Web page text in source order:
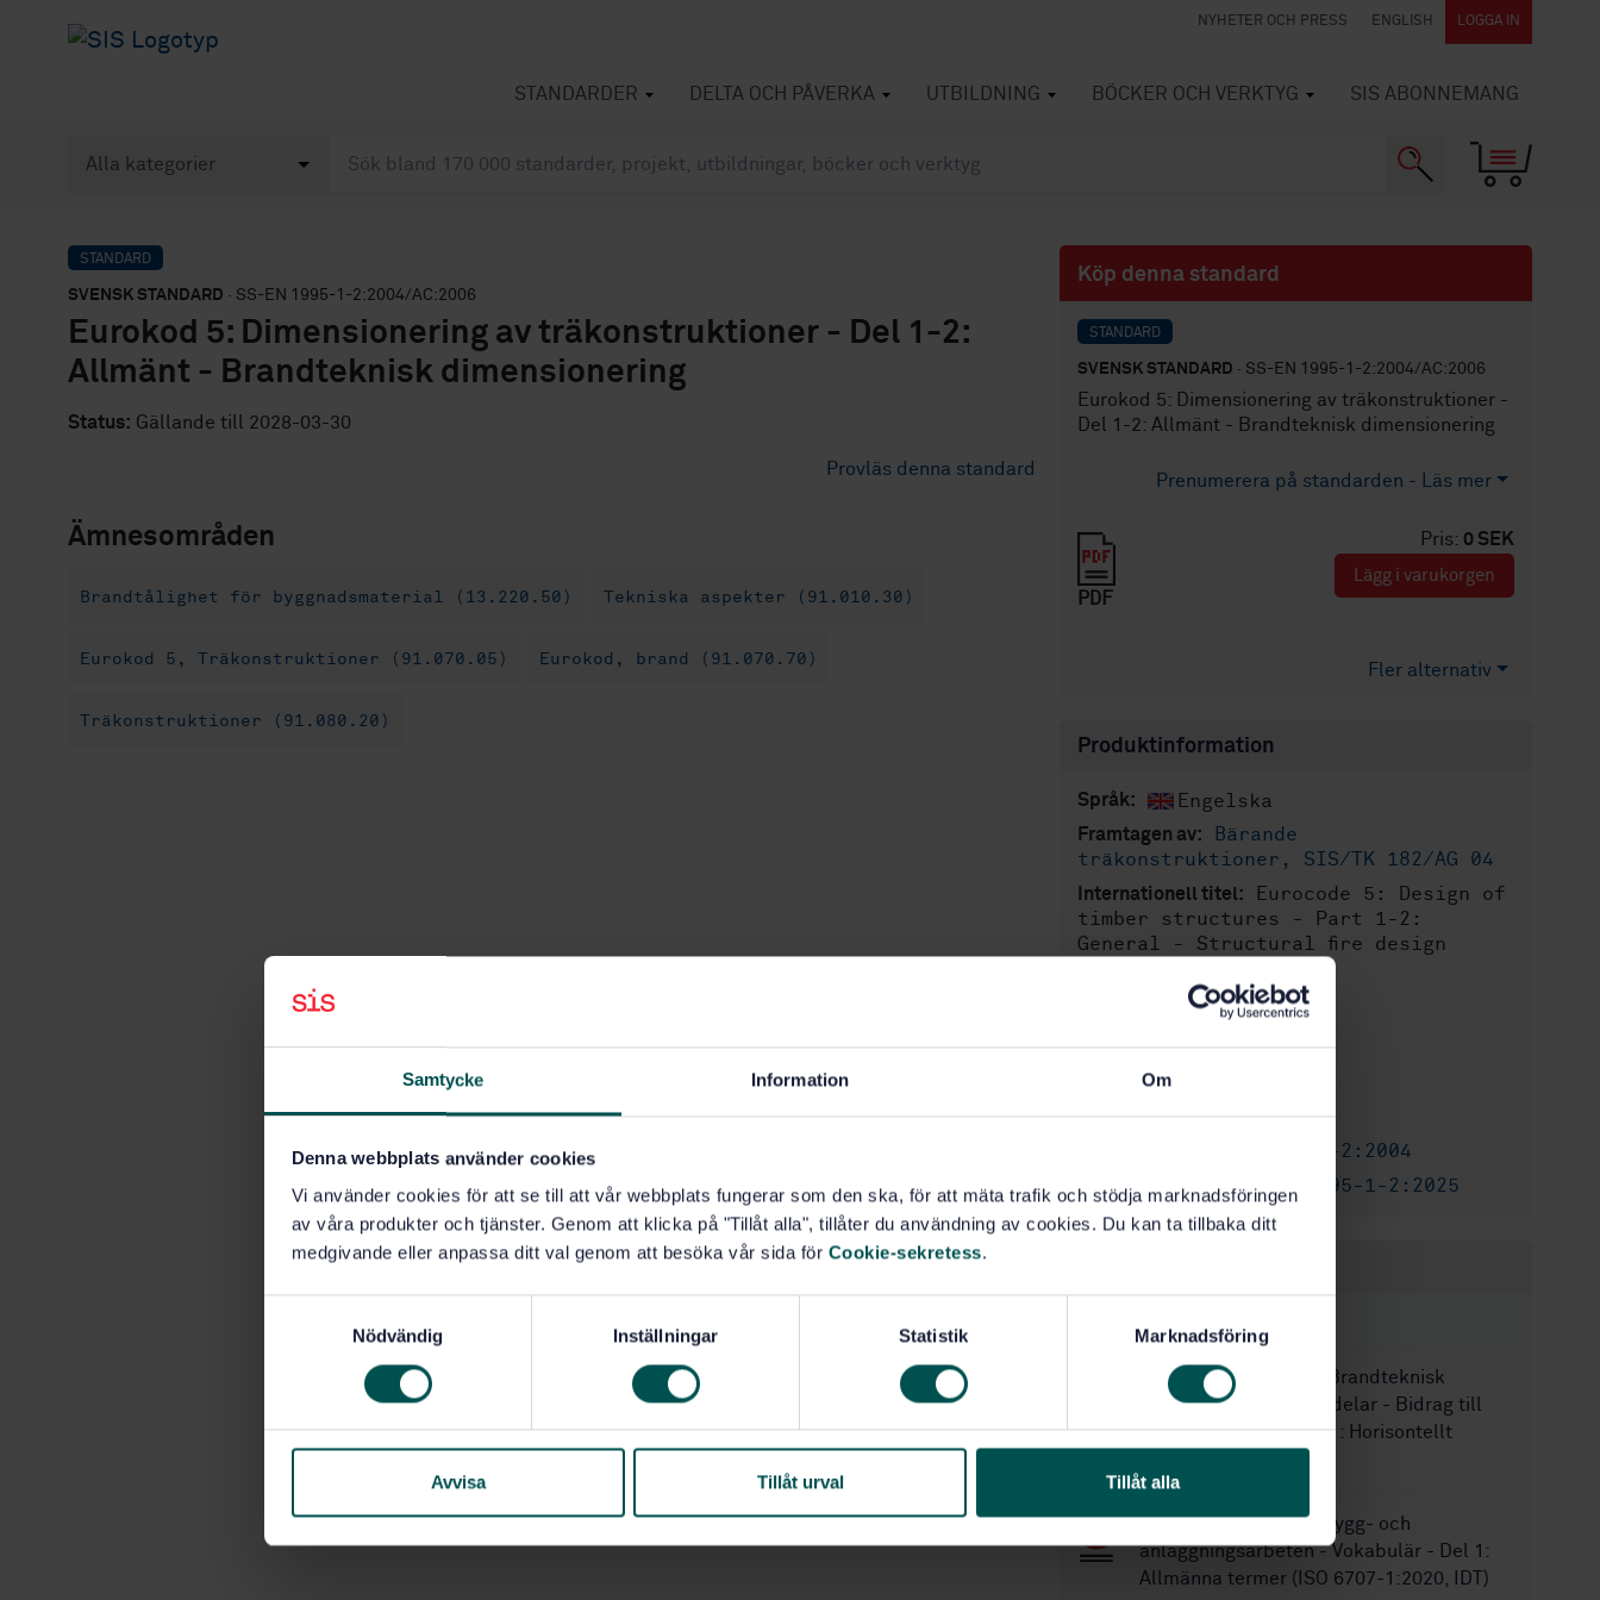
Samtycke Information Om
Denna webbplats använder cookies
Vi använder cookies för att se till att vår webbplats fungerar som den ska, för att mäta trafik och stödja marknadsföringen
av våra produkter och tjänster. Genom att klicka på "Tillåt alla", tillåter du användning av cookies. Du kan ta tillbaka ditt
medgivande eller anpassa ditt val genom att besöka vår sida för Cookie-sekretess.
s
Nödvändig Inställningar Statistik Marknadsföring
Avvisa Tillåt urval Tillåt alla
NYHETER OCH PRESS ENGLISH LOGGA IN
STANDARDER DELTA OCH PÅVERKA UTBILDNING BÖCKER OCH VERKTYG SIS ABONNEMANG
STANDARD
SVENSK STANDARD · SS-EN 1995-1-2:2004/AC:2006
Eurokod 5: Dimensionering av träkonstruktioner - Del 1-2:
Allmänt - Brandteknisk dimensionering
Status: Gällande till 2028-03-30
Provläs denna standard
Ämnesområden
Brandtålighet för byggnadsmaterial (13.220.50) Tekniska aspekter (91.010.30)
Eurokod 5, Träkonstruktioner (91.070.05) Eurokod, brand (91.070.70)
Träkonstruktioner (91.080.20)
Köp denna standard
STANDARD
SVENSK STANDARD · SS-EN 1995-1-2:2004/AC:2006
Eurokod 5: Dimensionering av träkonstruktioner -
Del 1-2: Allmänt - Brandteknisk dimensionering
Prenumerera på standarden - Läs mer
Pris: 0 SEK
PDF
Lägg i varukorgen
Fler alternativ
Produktinformation
Språk: Engelska
Framtagen av:
Bärande
träkonstruktioner, SIS/TK 182/AG 04
Internationell titel:
Eurocode 5: Design of
timber structures - Part 1-2:
General - Structural fire design
STD-45575
Fastställd:2006-06-19
Gällande till:
Antal sidor:5
SS-EN 1995-1-2:2004
Parallell utgåva: SS-EN 1995-1-2:2025
SS-EN 13381-1:2020
Brandteknisk
provning av byggnadsdelar - Bidrag till
brandmotstånd - Del 1: Horisontellt
SS-ISO 6707-1:2021
Bygg- och
anläggningsarbeten - Vokabulär - Del 1:
Allmänna termer (ISO 6707-1:2020, IDT)